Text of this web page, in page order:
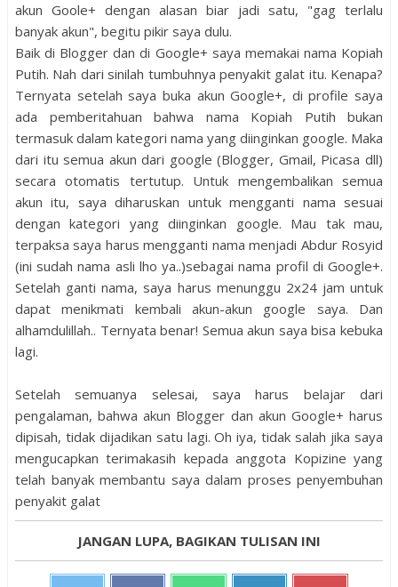
akun Goole+ dengan alasan biar jadi satu, "gag terlalu
banyak akun", begitu pikir saya dulu.
Baik di Blogger dan di Google+ saya memakai nama Kopiah
Putih. Nah dari sinilah tumbuhnya penyakit galat itu. Kenapa?
Ternyata setelah saya buka akun Google+, di profile saya
ada pemberitahuan bahwa nama Kopiah Putih bukan
termasuk dalam kategori nama yang diinginkan google. Maka
dari itu semua akun dari google (Blogger, Gmail, Picasa dll)
secara otomatis tertutup. Untuk mengembalikan semua
akun itu, saya diharuskan untuk mengganti nama sesuai
dengan kategori yang diinginkan google. Mau tak mau,
terpaksa saya harus mengganti nama menjadi Abdur Rosyid
(ini sudah nama asli lho ya..)sebagai nama profil di Google+.
Setelah ganti nama, saya harus menunggu 2x24 jam untuk
dapat menikmati kembali akun-akun google saya. Dan
alhamdulillah.. Ternyata benar! Semua akun saya bisa kebuka
lagi.
Setelah semuanya selesai, saya harus belajar dari
pengalaman, bahwa akun Blogger dan akun Google+ harus
dipisah, tidak dijadikan satu lagi. Oh iya, tidak salah jika saya
mengucapkan terimakasih kepada anggota Kopizine yang
telah banyak membantu saya dalam proses penyembuhan
penyakit galat
JANGAN LUPA, BAGIKAN TULISAN INI